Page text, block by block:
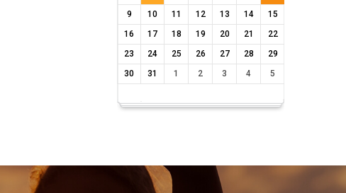
9
10 11 12 13 14
15
16
17 18 19 20 21
22
23
24 25 26 27 28
29
30
31 1 2 3 4 5